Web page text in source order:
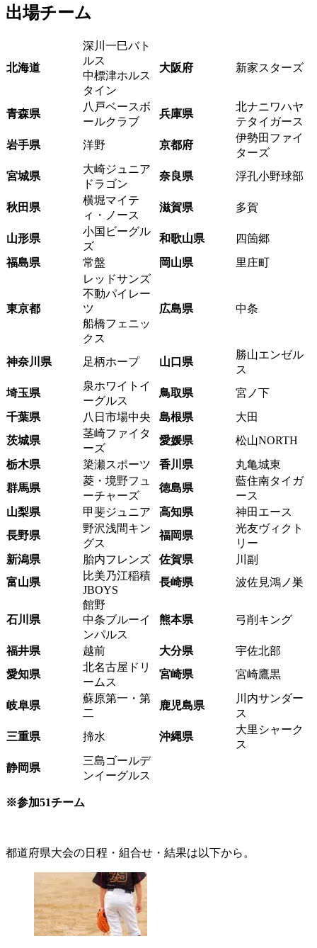
出場チーム
北海道
深川一巳バト
ルス
中標津ホルス
タイン
大阪府 新家スターズ
青森県
八戸ベースボ
ールクラブ
兵庫県
北ナニワハヤ
テタイガース
岩手県
洋野 京都府
伊勢田ファイ
ターズ
宮城県
大崎ジュニア
ドラゴン
奈良県 浮孔小野球部
秋田県
横堀マイテ
ィ・ノース
滋賀県 多賀
山形県
小国ビーグル
ズ
和歌山県
四箇郷
福島県
常盤 岡山県 里庄町
東京都
レッドサンズ
不動パイレー
ツ
船橋フェニッ
クス
広島県 中条
神奈川県 足柄ホープ 山口県
勝山エンゼル
ス
埼玉県
泉ホワイトイ
ーグルス
鳥取県
宮ノ下
千葉県
八日市場中央 島根県
大田
茨城県
茎崎ファイタ
ーズ
愛媛県
松山NORTH
栃木県
簗瀬スポーツ 香川県
丸亀城東
群馬県
菱・境野フュ
ーチャーズ
徳島県
藍住南タイガ
ース
山梨県
甲斐ジュニア 高知県
神田エース
長野県
野沢浅間キン
グス
福岡県
光友ヴィクト
リー
新潟県
胎内フレンズ 佐賀県
川副
富山県
比美乃江稲積
JBOYS
長崎県 波佐見鴻ノ巣
石川県
館野
中条ブルーイ
ンパルス
熊本県 弓削キング
福井県 越前 大分県
宇佐北部
愛知県
北名古屋ドリ
ームス
宮崎県 宮崎鷹黒
岐阜県
蘇原第一・第
二
鹿児島県
川内サンダー
ス
三重県
揥水 沖縄県
大里シャーク
ス
静岡県
三島ゴールデ
ンイーグルス
※参加51チーム
都道府県大会の日程・組合せ・結果は以下から。